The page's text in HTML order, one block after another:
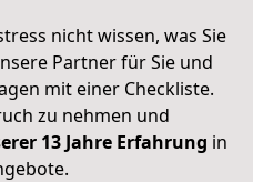
nicht wissen, was Sie
Partner für Sie und
mit einer Checkliste.
zu nehmen und
13 Jahre Erfahrung in